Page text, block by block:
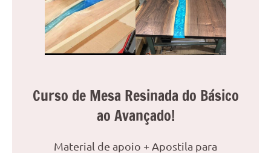
Curso de Mesa Resinada do Básico
ao Avançado!
Material de apoio + Apostila para